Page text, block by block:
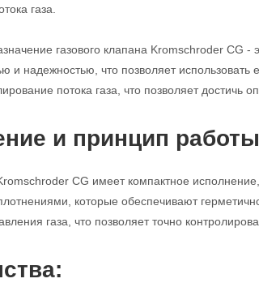
газа.
газового клапана Kromschroder CG -
и надежностью, что позволяет
потока газа, что позволяет достичь
и принцип
CG имеет компактное
которые обеспечивают
газа, что позволяет точно